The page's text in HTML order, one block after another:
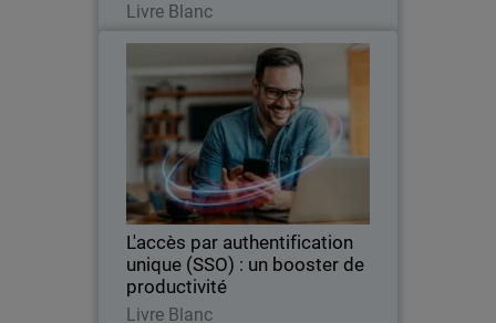
Livre Blanc
L'accès par authentification
unique (SSO) : un booster de
productivité
Livre Blanc
L'accès par authentification
unique (SSO) : un booster de
productivité
L'implémentation de l'authentification
unique résout une partie des grands
défis que rencontrent les entreprises en
matière de sécurité des identités.
Lire maintenant